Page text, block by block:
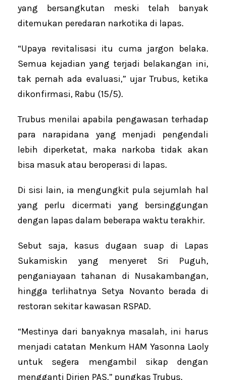
yang bersangkutan meski telah banyak
ditemukan peredaran narkotika di lapas.
“Upaya revitalisasi itu cuma jargon belaka.
Semua kejadian yang terjadi belakangan ini,
tak pernah ada evaluasi,” ujar Trubus, ketika
dikonfirmasi, Rabu (15/5).
Trubus menilai apabila pengawasan terhadap
para narapidana yang menjadi pengendali
lebih diperketat, maka narkoba tidak akan
bisa masuk atau beroperasi di lapas.
Di sisi lain, ia mengungkit pula sejumlah hal
yang perlu dicermati yang bersinggungan
dengan lapas dalam beberapa waktu terakhir.
Sebut saja, kasus dugaan suap di Lapas
Sukamiskin yang menyeret Sri Puguh,
penganiayaan tahanan di Nusakambangan,
hingga terlihatnya Setya Novanto berada di
restoran sekitar kawasan RSPAD.
“Mestinya dari banyaknya masalah, ini harus
menjadi catatan Menkum HAM Yasonna Laoly
untuk segera mengambil sikap dengan
mengganti Dirjen PAS,” pungkas Trubus.